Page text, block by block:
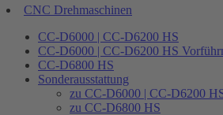
CNC Drehmaschinen
CC-D6000 | CC-D6200 HS
CC-D6000 | CC-D6200 HS
CC-D6800 HS
Sonderausstattung
zu CC-D6000 | CC-D6200
zu CC-D6800 HS